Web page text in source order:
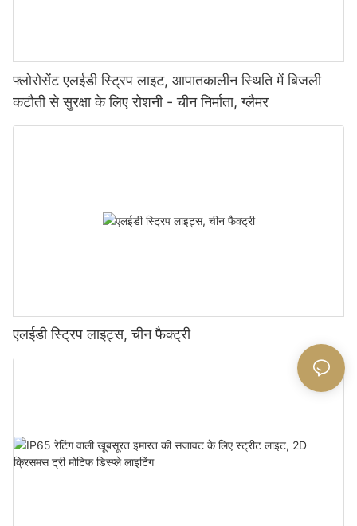
फ्लोरोसेंट एलईडी स्ट्रिप लाइट, आपातकालीन स्थिति में बिजली
कटौती से सुरक्षा के लिए रोशनी - चीन निर्माता, ग्लैमर
एलईडी स्ट्रिप लाइट्स, चीन फैक्ट्री